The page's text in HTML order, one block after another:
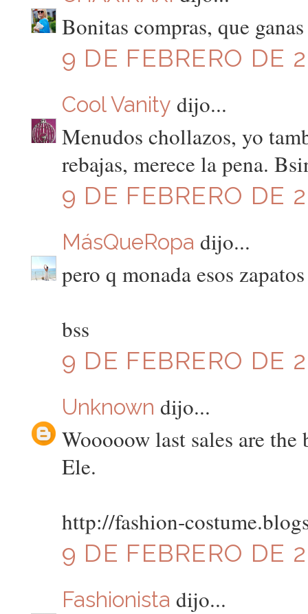
Bonitas compras, que
9 DE FEBRERO DE
Cool Vanity dijo...
Menudos chollazos, yo
rebajas, merece la pena.
9 DE FEBRERO DE
MásQueRopa dijo...
pero q monada esos zapatos
bss
9 DE FEBRERO DE
Unknown dijo...
Wooooow last sales are
Ele.
http://fashion-
9 DE FEBRERO DE
Fashionista dijo...